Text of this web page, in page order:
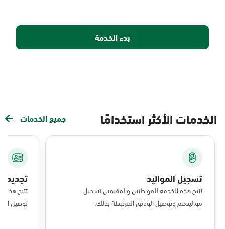
بدء الخدمة
الخدمات الأكثر استخدامًا جميع الخدمات
تسجيل المواليد
تتيح هذه الخدمة للمواطنين والمقيمين تسجيل
مواليدهم وتوصيل الوثائق المرتبطة بذلك.
تجديد
تتيح هذه
توصيل